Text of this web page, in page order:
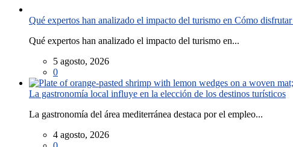
Qué expertos han analizado el impacto del turismo en Cómo
Qué expertos han analizado el impacto del turismo en...
5 agosto, 2026
0
La gastronomía local influye en la elección de los destinos turísticos
La gastronomía del área mediterránea destaca por el empleo...
4 agosto, 2026